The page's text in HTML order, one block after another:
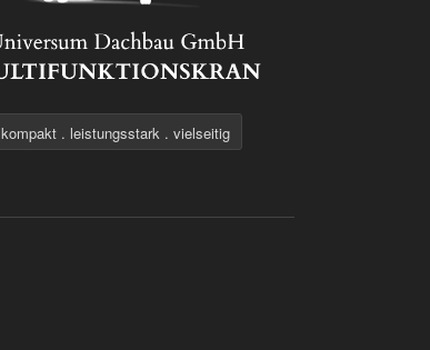
kompakt . leistungsstark . vielseitig